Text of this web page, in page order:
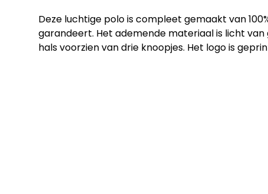
Deze luchtige polo is compleet gemaakt van
garandeert. Het ademende materiaal is licht
hals voorzien van drie knoopjes. Het logo is